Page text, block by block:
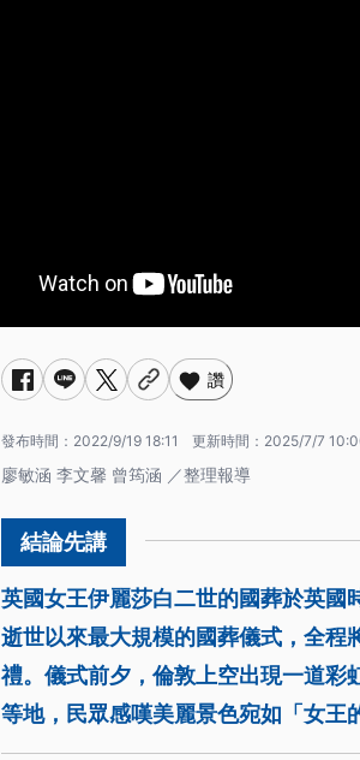
讚
發布時間： 2022/9/19 18:11 更新時間： 2025/7/7
廖敏涵 李文馨 曾筠涵 ／整理報導
英國女王伊麗莎白二世的國葬於英
逝世以來最大規模的國葬儀式，全程
禮。儀式前夕，倫敦上空出現一道彩
等地，民眾感嘆美麗景色宛如「女王